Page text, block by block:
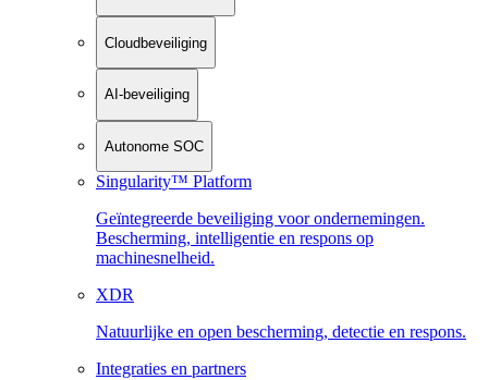
Cloudbeveiliging
AI-beveiliging
Autonome SOC
Singularity™ Platform
Geïntegreerde beveiliging voor ondernemingen.
Bescherming, intelligentie en respons op
machinesnelheid.
XDR
Natuurlijke en open bescherming, detectie en respons.
Integraties en partners